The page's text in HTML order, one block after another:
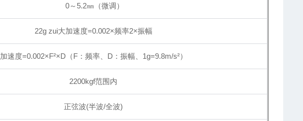
0～5.2㎜（微调）
22g zui大加速度=0.002×频率2×振幅
加速度=0.002×F²×D（F：频率、D：振幅、1g=9.8m/s²）
2200kgf范围内
正弦波(半波/全波)